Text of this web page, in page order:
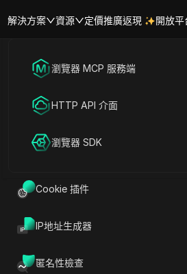
解決方案
海外社媒營銷
廣告投放
帳號共享
資源
Cookie 插件
IP地址生成器
匿名性檢查
定價推廣返現 開放平
瀏覽器 MCP 服務端
HTTP API 介面
瀏覽器 SDK
AI: 新免費
空投領取 | 領取